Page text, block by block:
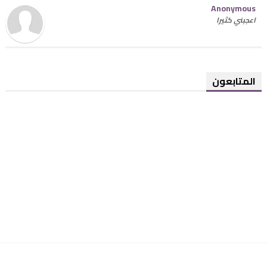
Anonymous
اعجبني كثيرا
المتابعون